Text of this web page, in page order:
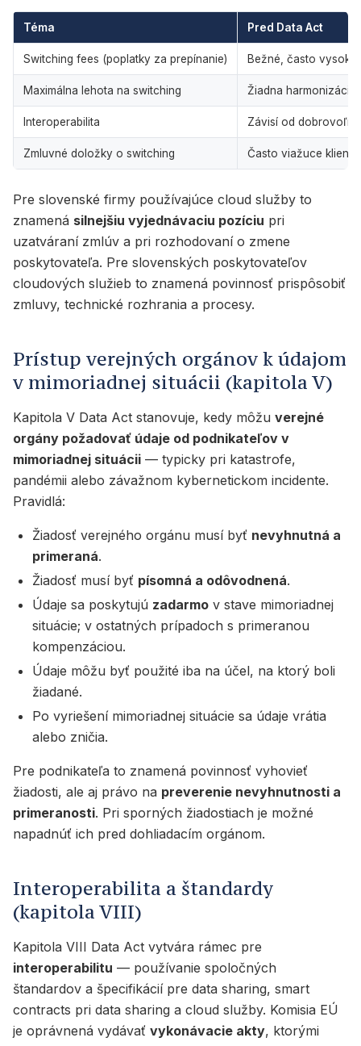
Téma Pred Data Act
Switching fees (poplatky za prepínanie) Bežné, často vysoké
Maximálna lehota na switching Žiadna harmonizácia.
Interoperabilita Závisí od
Zmluvné doložky o switching Často viažuce
Pre slovenské firmy používajúce cloud služby to
znamená silnejšiu vyjednávaciu pozíciu pri
uzatváraní zmlúv a pri rozhodovaní o zmene
poskytovateľa. Pre slovenských poskytovateľov
cloudových služieb to znamená povinnosť prispôsobiť
zmluvy, technické rozhrania a procesy.
Prístup verejných orgánov k údajom
v mimoriadnej situácii (kapitola V)
Kapitola V Data Act stanovuje, kedy môžu verejné
orgány požadovať údaje od podnikateľov v
mimoriadnej situácii — typicky pri katastrofe,
pandémii alebo závažnom kybernetickom incidente.
Pravidlá:
Žiadosť verejného orgánu musí byť nevyhnutná a
primeraná.
Žiadosť musí byť písomná a odôvodnená.
Údaje sa poskytujú zadarmo v stave mimoriadnej
situácie; v ostatných prípadoch s primeranou
kompenzáciou.
Údaje môžu byť použité iba na účel, na ktorý boli
žiadané.
Po vyriešení mimoriadnej situácie sa údaje vrátia
alebo zničia.
Pre podnikateľa to znamená povinnosť vyhovieť
žiadosti, ale aj právo na preverenie nevyhnutnosti a
primeranosti. Pri sporných žiadostiach je možné
napadnúť ich pred dohliadacím orgánom.
Interoperabilita a štandardy
(kapitola VIII)
Kapitola VIII Data Act vytvára rámec pre
interoperabilitu — používanie spoločných
štandardov a špecifikácií pre data sharing, smart
contracts pri data sharing a cloud služby. Komisia EÚ
je oprávnená vydávať vykonávacie akty, ktorými